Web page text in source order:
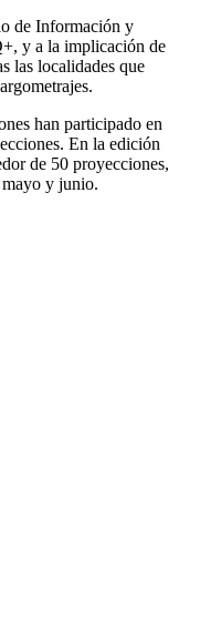
de Información y
y a la implicación de
las localidades que
han participado en
En la edición
de 50 proyecciones,
mayo y junio.